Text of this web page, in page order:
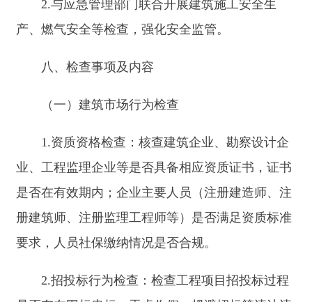
3.承发包行为检查：查看是否存在违法发包、
转包、违法分包、挂靠等行为；建设单位是否存在
迫使承包方以低于成本的价格竞标的情况。
行情况，包括合同价款支付、工期执行、工程变更
管理等是否符合合同约定。
（二）工程质量安全检查
1.工程质量检查：抽查工程实体质量，如地基
基础、主体结构、建筑装饰装修等关键部位和环节
质量是否符合设计文件和工程建设强制性标准；检